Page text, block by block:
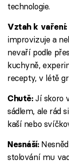
technologie.
Vztah k vaření:
improvizuje a
nevaří podle
kuchyně,
recepty, v létě
Chutě:Jí skoro
sádlem, ale rád
kaší nebo
Nesnáší:
stolování mu